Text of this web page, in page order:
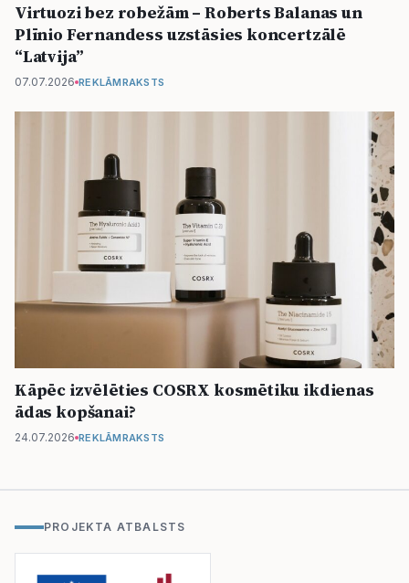
Virtuozi bez robežām – Roberts Balanas un
Plīnio Fernandess uzstāsies koncertzālē
“Latvija”
07.07.2026 REKLĀMRAKSTS
Kāpēc izvēlēties COSRX kosmētiku ikdienas
ādas kopšanai?
24.07.2026 REKLĀMRAKSTS
PROJEKTA ATBALSTS